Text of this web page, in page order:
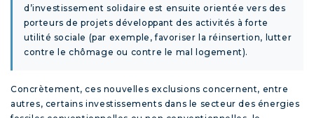
d’investissement solidaire est ensuite orientée vers des
porteurs de projets développant des activités à forte
utilité sociale (par exemple, favoriser la réinsertion, lutter
contre le chômage ou contre le mal logement).
Concrètement, ces nouvelles exclusions concernent, entre
autres, certains investissements dans le secteur des énergies